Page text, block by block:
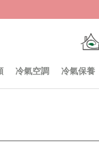
冷氣空調 冷氣保養